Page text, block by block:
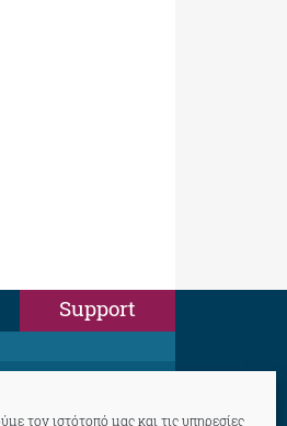
τον ιστότοπό μας και τις υπηρεσίες
Support